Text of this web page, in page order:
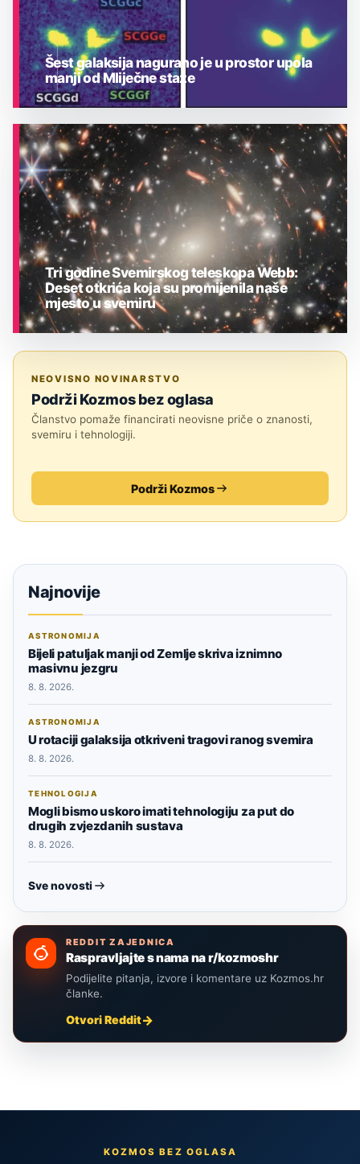
ASTRONOMIJA
Šest galaksija nagurano je u prostor upola
manji od Mliječne staze
Tri godine Svemirskog teleskopa Webb:
Deset otkrića koja su promijenila naše
mjesto u svemiru
NEOVISNO NOVINARSTVO
Podrži Kozmos bez oglasa
Članstvo pomaže financirati neovisne priče o znanosti,
svemiru i tehnologiji.
Podrži Kozmos
Najnovije
ASTRONOMIJA
Bijeli patuljak manji od Zemlje skriva iznimno
masivnu jezgru
8. 8. 2026.
ASTRONOMIJA
U rotaciji galaksija otkriveni tragovi ranog svemira
8. 8. 2026.
TEHNOLOGIJA
Mogli bismo uskoro imati tehnologiju za put do
drugih zvjezdanih sustava
8. 8. 2026.
Sve novosti
REDDIT ZAJEDNICA
Raspravljajte s nama na r/kozmoshr
Podijelite pitanja, izvore i komentare uz Kozmos.hr
članke.
Otvori Reddit
KOZMOS BEZ OGLASA